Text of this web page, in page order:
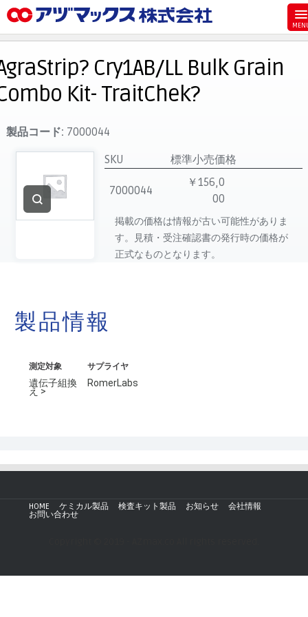
お気に入り
お買い物カゴ
ご注文
マイページ
主要取扱ブランド
代理店一覧
製品検索
Cry1AB/LL Bulk Grain
Kit- TraitChek?
製品コード: 7000044
SKU
標準小売価格
7000044
￥156,0
00
掲載の価格は情報が古い可能性がありま
す。見積・受注確認書の発行時の価格が
正式なものとなります。
製品情報
測定対象
遺伝子組換
え >
サプライヤ
RomerLabs
HOME ケミカル製品 検査キット製品 お知らせ
会社情報
お問い合わせ